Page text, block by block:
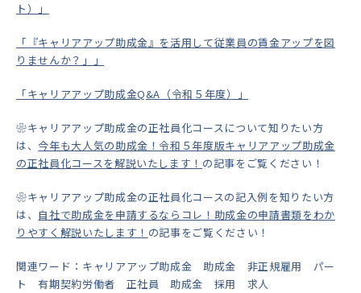
ト）」
「『キャリアアップ助成金』を活用して従業員の賃金アップを図
りませんか？」」
「キャリアアップ助成金Q&A（令和５年度）」
❀キャリアアップ助成金の正社員化コースについて知りたい方
は、今年も大人気の助成金！令和５年度版キャリアアップ助成金
の正社員化コースを解説いたします！ の記事をご覧ください！
❀キャリアアップ助成金の正社員化コースの記入例を知りたい方
は、 自社で助成金を申請するならコレ！助成金の申請書類をわか
りやすく解説いたします！ の記事をご覧ください！
関連ワード：キャリアアップ助成金 助成金 非正規雇用 パー
ト 有期契約労働者 正社員 助成金 採用 求人